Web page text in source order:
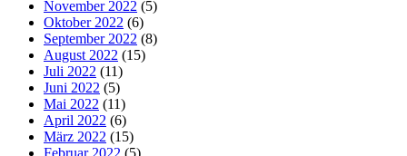
November 2022 (5)
Oktober 2022 (6)
September 2022 (8)
August 2022 (15)
Juli 2022 (11)
Juni 2022 (5)
Mai 2022 (11)
April 2022 (6)
März 2022 (15)